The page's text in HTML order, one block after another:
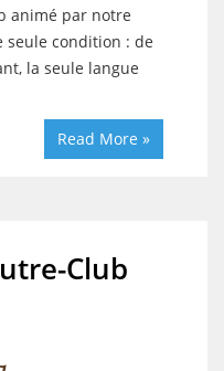
animé par notre
seule condition : de
la seule langue
Read More »
Club